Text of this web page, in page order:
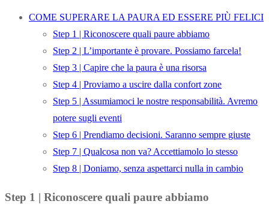
COME SUPERARE LA PAURA ED ESSERE PIÙ FELICI
Step 1 | Riconoscere quali paure abbiamo
Step 2 | L’importante è provare. Possiamo farcela!
Step 3 | Capire che la paura è una risorsa
Step 4 | Proviamo a uscire dalla confort zone
Step 5 | Assumiamoci le nostre responsabilità. Avremo
potere sugli eventi
Step 6 | Prendiamo decisioni. Saranno sempre giuste
Step 7 | Qualcosa non va? Accettiamolo lo stesso
Step 8 | Doniamo, senza aspettarci nulla in cambio
Step 1 | Riconoscere quali paure abbiamo